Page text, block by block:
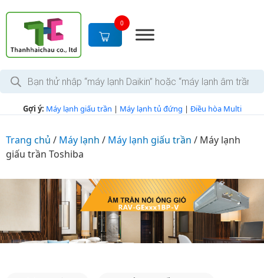
c
t
0
T
m
i
h
Gợi ý: Máy lạnh giấu trần | Máy lạnh tủ đứng | Điều hòa Multi
Trang chủ / Máy lạnh / Máy lạnh giấu trần / Máy lạnh
giấu trần Toshiba